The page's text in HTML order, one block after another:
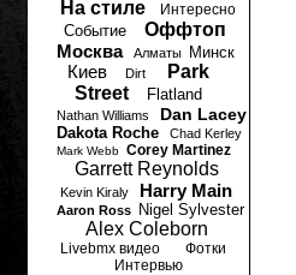
На стиле Интересно
Событие
Оффтоп
Москва
Алматы Минск
Киев Dirt
Park
Street
Flatland
Nathan Williams Dan Lacey
Dakota Roche Chad Kerley
Mark Webb Corey Martinez
Garrett Reynolds
Kevin Kiraly Harry Main
Aaron Ross Nigel Sylvester
Alex Coleborn
Livebmx видео
Фотки
Интервью